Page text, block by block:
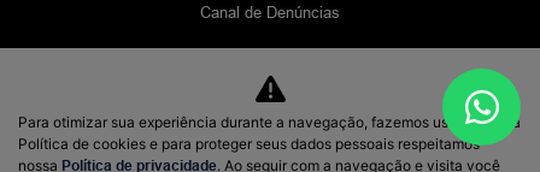
Canal de Denúncias
No trânsito, enxergar o outro salva vidas.
Para otimizar sua experiência durante a navegação, fazemos uso de nossa
Política de cookies e para proteger seus dados pessoais respeitamos
nossa Política de privacidade. Ao seguir com a navegação e visita você